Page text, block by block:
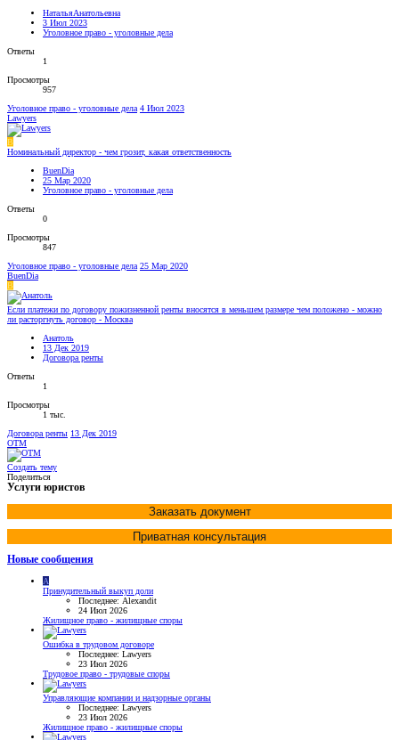
НатальяАнатольевна
3 Июл 2023
Уголовное право - уголовные дела
Ответы
1
Просмотры
957
Уголовное право - уголовные дела 4 Июл 2023
Lawyers
B
Номинальный директор - чем грозит, какая ответственность
BuenDia
25 Мар 2020
Уголовное право - уголовные дела
Ответы
0
Просмотры
847
Уголовное право - уголовные дела 25 Мар 2020
BuenDia
B
Если платежи по договору пожизненной ренты вносятся в меньшем размере чем положено - можно
ли расторгнуть договор - Москва
Анатоль
13 Дек 2019
Договора ренты
Ответы
1
Просмотры
1 тыс.
Договора ренты 13 Дек 2019
OTM
Создать тему
Поделиться
Услуги юристов
Заказать документ
Приватная консультация
Новые сообщения
A
Принудительный выкуп доли
Последнее: Alexandit
24 Июл 2026
Жилищное право - жилищные споры
Ошибка в трудовом договоре
Последнее: Lawyers
23 Июл 2026
Трудовое право - трудовые споры
Управляющие компании и надзорные органы
Последнее: Lawyers
23 Июл 2026
Жилищное право - жилищные споры